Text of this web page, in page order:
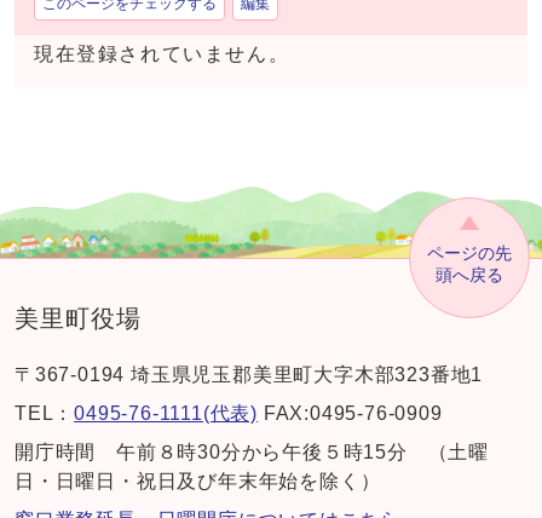
このページをチェックする 編集
現在登録されていません。
ページの先
頭へ戻る
美里町役場
〒367-0194 埼玉県児玉郡美里町大字木部323番地1
TEL：0495-76-1111(代表) FAX:0495-76-0909
開庁時間 午前８時30分から午後５時15分 （土曜
日・日曜日・祝日及び年末年始を除く）